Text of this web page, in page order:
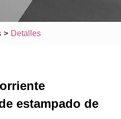
> Detalles
estampado de